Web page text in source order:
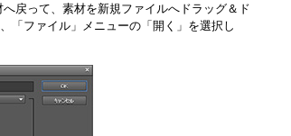
戻って、素材を新規ファイルへドラッグ＆ド
「ファイル」メニューの「開く」を選択し